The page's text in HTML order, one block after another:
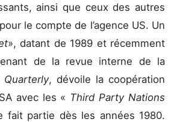
ainsi que ceux des autres
le compte de l’agence US. Un
», datant de 1989 et récemment
de la revue interne de la
Quarterly, dévoile la coopération
avec les « Third Party Nations
fait partie dès les années 1980.